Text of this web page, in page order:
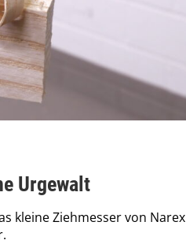
Urgewalt
kleine Ziehmesser von Narex